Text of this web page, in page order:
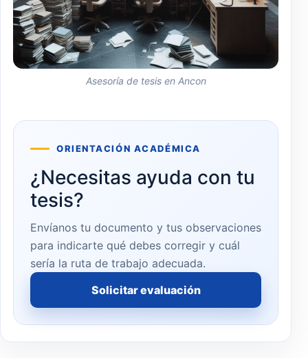
Asesoría de tesis en Ancon
ORIENTACIÓN ACADÉMICA
¿Necesitas ayuda con tu
tesis?
Envíanos tu documento y tus observaciones
para indicarte qué debes corregir y cuál
sería la ruta de trabajo adecuada.
Solicitar evaluación